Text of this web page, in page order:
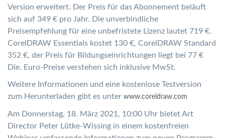
Version erweitert. Der Preis für das Abonnement beläuft
sich auf 349 € pro Jahr. Die unverbindliche
Preisempfehlung für eine unbefristete Lizenz lautet 719 €.
CorelDRAW Essentials kostet 130 €, CorelDRAW Standard
352 €, der Preis für Bildungseinrichtungen liegt bei 77 €
Die. Euro-Preise verstehen sich inklusive MwSt.
Weitere Informationen und eine kostenlose Testversion
zum Herunterladen gibt es unter www.coreldraw.com
Am Donnerstag, 18. März 2021, 10:00 Uhr bietet Art
Director Peter Lütke-Wissing in einem kostenfreien